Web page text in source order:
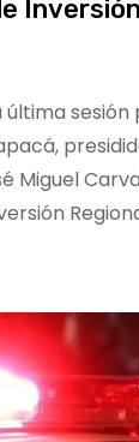
última sesión
Miguel